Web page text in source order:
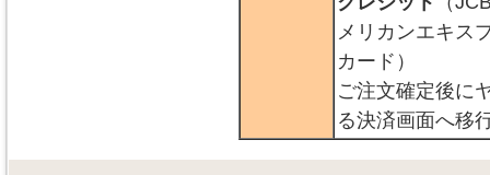
メリカンエキス
カード）
ご注文確定後に
る決済画面へ移